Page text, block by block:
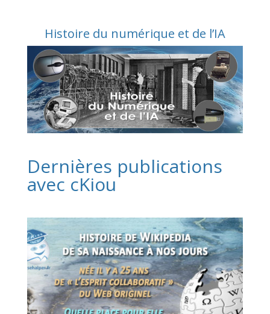
Histoire du numérique et de l’IA
Dernières publications
avec cKiou